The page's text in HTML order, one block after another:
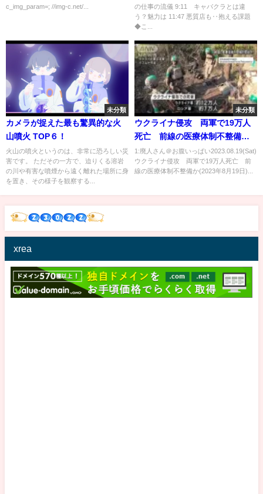
c_img_param=; //img-c.net/...
感を求める太客も？ひろゆきと
岩瀬唯奈が初相席｜#アベプラ
の仕事の流儀 9:11 キャバクラとは違
う？魅力は 11:47 悪質店も‥抱える課題
◆こ...
未分類
カメラが捉えた最も驚異的な火
山噴火 TOP６！
火山の噴火というのは、非常に恐ろしい災
害です。 ただその一方で、迫りくる溶岩
の川や有害な噴煙から遠く離れた場所に身
を置き、その様子を観察する...
未分類
ウクライナ侵攻 両軍で19万人
死亡 前線の医療体制不整備か
(2023年8月19日)
1:廃人さん＠お腹いっぱい2023.08.19(Sat)
ウクライナ侵攻 両軍で19万人死亡 前
線の医療体制不整備か(2023年8月19日)...
xrea